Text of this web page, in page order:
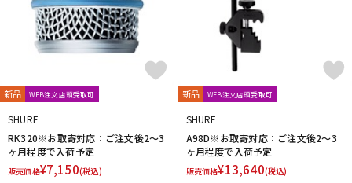
新品 WEB注文店頭受取可
SHURE
RK320※お取寄対応：ご注文後2～3
ヶ月程度で入荷予定
販売価格¥7,150(税込)
新品 WEB注文店頭受取可
SHURE
A98D※お取寄対応：ご注文後2～3
ヶ月程度で入荷予定
販売価格¥13,640(税込)